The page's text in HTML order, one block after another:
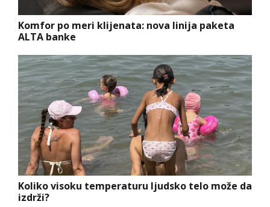
Komfor po meri klijenata: nova linija paketa
ALTA banke
Koliko visoku temperaturu ljudsko telo može da
izdrži?